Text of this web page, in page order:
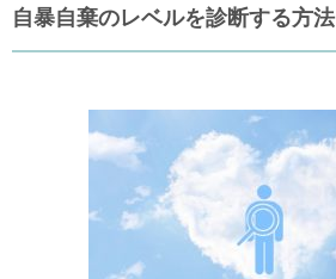
自暴自棄のレベルを診断する方法